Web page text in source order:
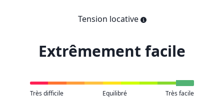
Tension locative
Extrêmement facile
Très difficile Equilibré Très facile